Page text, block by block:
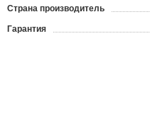
Страна производитель
Гарантия